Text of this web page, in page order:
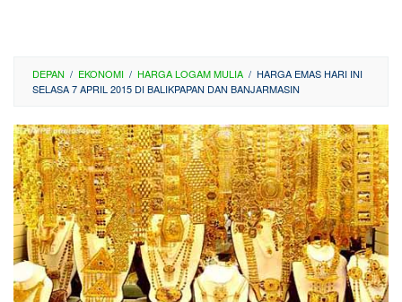
DEPAN / EKONOMI / HARGA LOGAM MULIA / HARGA EMAS HARI INI
SELASA 7 APRIL 2015 DI BALIKPAPAN DAN BANJARMASIN